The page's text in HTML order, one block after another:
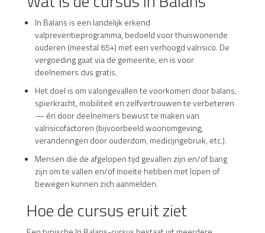
In Balans is een landelijk erkend
valpreventieprogramma, bedoeld voor thuiswonende
ouderen (meestal 65+) met een verhoogd valrisico. De
vergoeding gaat via de gemeente, en is voor
deelnemers dus gratis.
Het doel is om valongevallen te voorkomen door balans,
spierkracht, mobiliteit en zelfvertrouwen te verbeteren
— én door deelnemers bewust te maken van
valrisicofactoren (bijvoorbeeld woonomgeving,
veranderingen door ouderdom, medicijngebruik, etc.).
Mensen die de afgelopen tijd gevallen zijn en/of bang
zijn om te vallen en/of moeite hebben met lopen of
bewegen kunnen zich aanmelden.
Hoe de cursus eruit ziet